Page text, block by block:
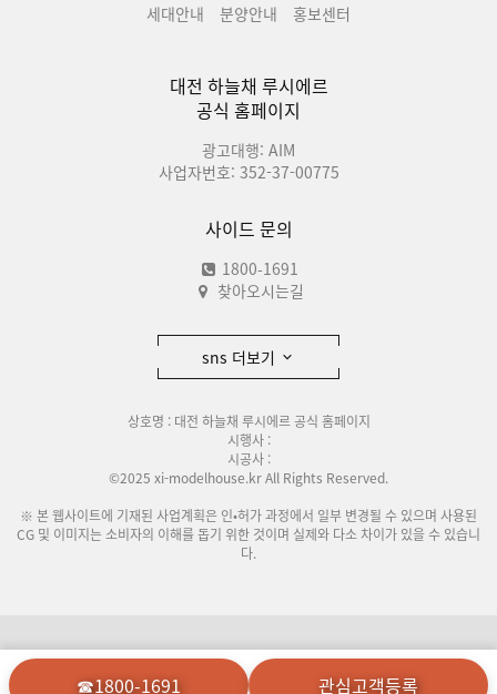
세대안내
분양안내 홍보센터
대전 하늘채 루시에르
공식 홈페이지
광고대행: AIM
사업자번호: 352-37-00775
사이드 문의
1800-1691
찾아오시는길
sns 더보기
상호명 : 대전 하늘채 루시에르 공식 홈페이지
시행사 :
시공사 :
©2025 xi-modelhouse.kr All Rights Reserved.
※ 본 웹사이트에 기재된 사업계획은 인•허가 과정에서 일부 변경될 수 있으며 사용된
CG 및 이미지는 소비자의 이해를 돕기 위한 것이며 실제와 다소 차이가 있을 수 있습니
다.
이용안내 개인정보처리방침
☎1800-1691 관심고객등록